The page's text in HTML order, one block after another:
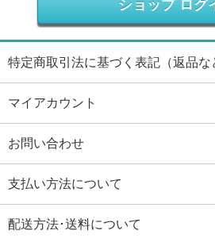
ショップ ログ
特定商取引法に基づく表記（返品な
マイアカウント
お問い合わせ
支払い方法について
配送方法･送料について